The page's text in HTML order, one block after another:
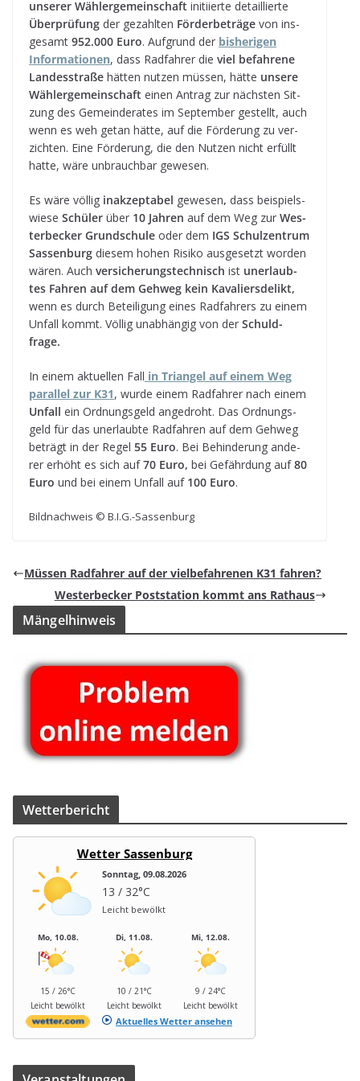
unse­rer Wäh­ler­ge­mein­schaft initi­ierte detail­lierte
Über­prü­fung der gezahl­ten För­der­be­träge von ins­
ge­samt 952.000 Euro. Auf­grund der bis­he­ri­gen
Infor­ma­tio­nen, dass Rad­fah­rer die viel befah­rene
Lan­des­straße hät­ten nut­zen müs­sen, hätte unsere
Wäh­ler­ge­mein­schaft einen Antrag zur nächs­ten Sit­
zung des Gemein­de­ra­tes im Sep­tem­ber gestellt, auch
wenn es weh getan hätte, auf die För­de­rung zu ver­
zich­ten. Eine För­de­rung, die den Nut­zen nicht erfüllt
hatte, wäre unbrauch­bar gewesen.
Es wäre völ­lig inak­zep­ta­bel gewe­sen, dass bei­spiels­
wiese Schü­ler über 10 Jah­ren auf dem Weg zur Wes­
ter­be­cker Grund­schule oder dem IGS Schul­zen­trum
Sas­sen­burg die­sem hohen Risiko aus­ge­setzt wor­den
wären. Auch ver­si­che­rungs­tech­nisch ist uner­laub­
tes Fah­ren auf dem Geh­weg kein Kava­liers­de­likt,
wenn es durch Betei­li­gung eines Rad­fah­rers zu einem
Unfall kommt. Völ­lig unab­hän­gig von der Schuld­
frage.
In einem aktu­el­len Fall in Tri­an­gel auf einem Weg
par­al­lel zur K31, wurde einem Rad­fah­rer nach einem
Unfall ein Ord­nungs­geld ange­droht. Das Ord­nungs­
geld für das uner­laubte Rad­fah­ren auf dem Geh­weg
beträgt in der Regel 55 Euro. Bei Behin­de­rung ande­
rer erhöht es sich auf70 Euro, bei Gefähr­dung auf80
Euro und bei einem Unfall auf 100 Euro.
Bild­nach­weis © B.I.G.-Sassenburg
Müs­sen Rad­fah­rer auf der viel­be­fah­re­nen K31 fahren?
Wes­ter­be­cker Post­sta­tion kommt ans Rathaus
Män­gel­hin­weis
Wet­ter­be­richt
Wetter Sassenburg
Sonntag, 09.08.2026
13 / 32°C
Leicht bewölkt
Mo, 10.08.
15 / 26°C
Leicht bewölkt
Di, 11.08.
10 / 21°C
Leicht bewölkt
Mi, 12.08.
9 / 24°C
Leicht bewölkt
Aktuelles Wetter ansehen